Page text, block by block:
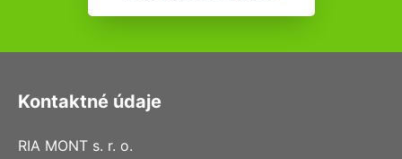
Kontaktné údaje
RIA MONT s. r. o.